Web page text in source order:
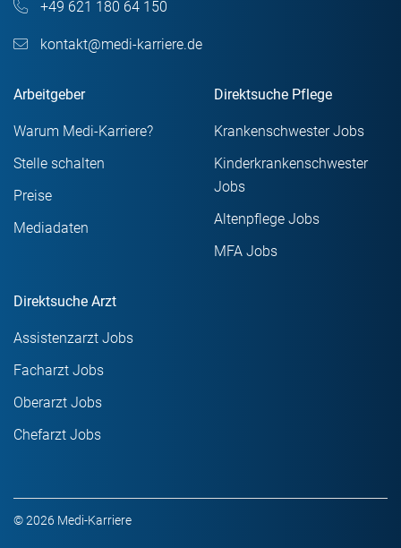
+49 621 180 64 150
kontakt@medi-karriere.de
Arbeitgeber
Warum Medi-Karriere?
Stelle schalten
Preise
Mediadaten
Direktsuche Pflege
Krankenschwester Jobs
Kinderkrankenschwester
Jobs
Altenpflege Jobs
MFA Jobs
Direktsuche Arzt
Assistenzarzt Jobs
Facharzt Jobs
Oberarzt Jobs
Chefarzt Jobs
© 2026 Medi-Karriere